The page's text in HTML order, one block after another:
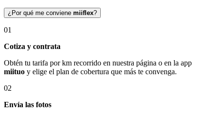
¿Por qué me conviene miiflex?
01
Cotiza y contrata
Obtén tu tarifa por km recorrido en nuestra página o en la app
miituo y elige el plan de cobertura que más te convenga.
02
Envía las fotos